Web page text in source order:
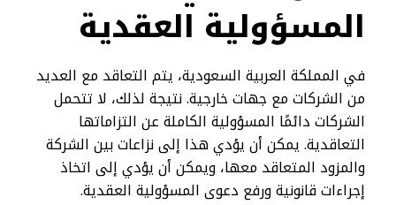
المسؤولية العقدية
في المملكة العربية السعودية، يتم التعاقد مع العديد
من الشركات مع جهات خارجية. نتيجة لذلك، لا تتحمل
الشركات دائمًا المسؤولية الكاملة عن التزاماتها
التعاقدية. يمكن أن يؤدي هذا إلى نزاعات بين الشركة
والمزود المتعاقد معها، ويمكن أن يؤدي إلى اتخاذ
إجراءات قانونية ورفع دعوى المسؤولية العقدية.